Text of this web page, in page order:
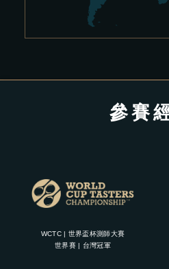
參賽
WCTC | 世界盃杯測師大賽
世界賽 | 台灣冠軍